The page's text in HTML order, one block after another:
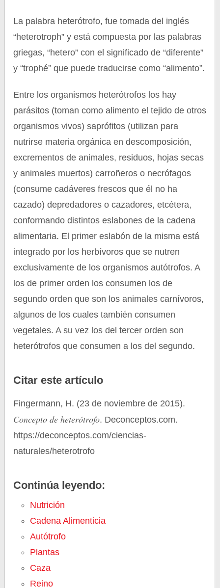
La palabra heterótrofo, fue tomada del inglés
“heterotroph” y está compuesta por las palabras
griegas, “hetero” con el significado de “diferente”
y “trophé” que puede traducirse como “alimento”.
Entre los organismos heterótrofos los hay
parásitos (toman como alimento el tejido de otros
organismos vivos) saprófitos (utilizan para
nutrirse materia orgánica en descomposición,
excrementos de animales, residuos, hojas secas
y animales muertos) carroñeros o necrófagos
(consume cadáveres frescos que él no ha
cazado) depredadores o cazadores, etcétera,
conformando distintos eslabones de la cadena
alimentaria. El primer eslabón de la misma está
integrado por los herbívoros que se nutren
exclusivamente de los organismos autótrofos. A
los de primer orden los consumen los de
segundo orden que son los animales carnívoros,
algunos de los cuales también consumen
vegetales. A su vez los del tercer orden son
heterótrofos que consumen a los del segundo.
Citar este artículo
Fingermann, H. (23 de noviembre de 2015).
Concepto de heterótrofo. Deconceptos.com.
https://deconceptos.com/ciencias-
naturales/heterotrofo
Continúa leyendo:
Nutrición
Cadena Alimenticia
Autótrofo
Plantas
Caza
Reino